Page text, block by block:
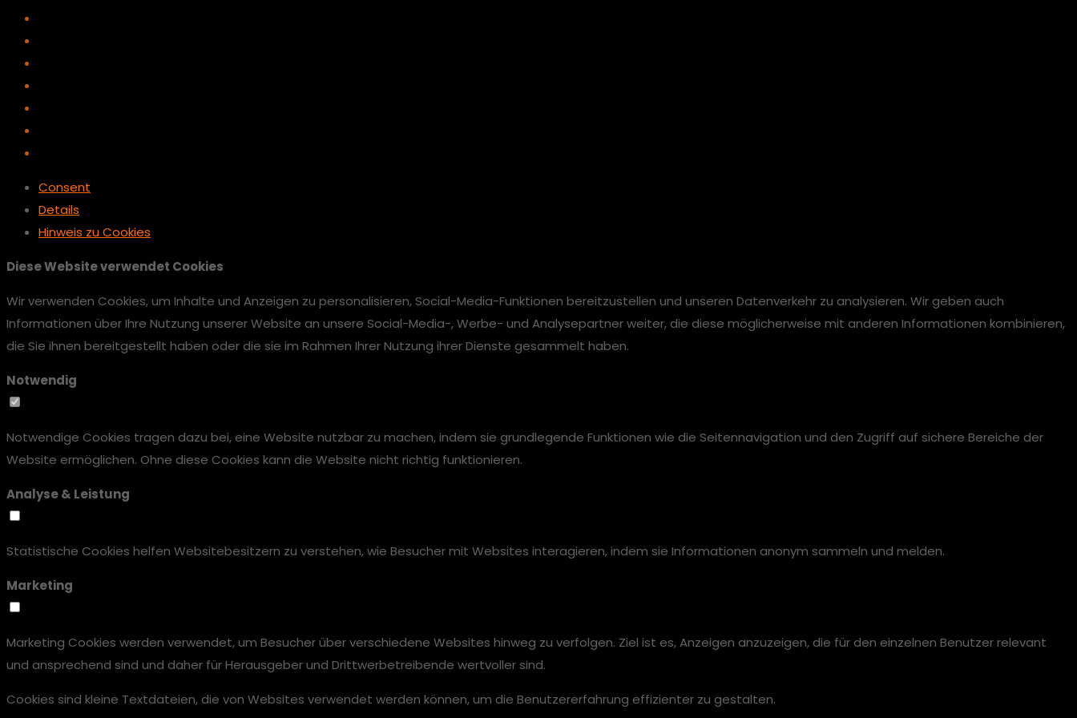
Consent
Details
Hinweis zu Cookies
Diese Website verwendet Cookies
Wir verwenden Cookies, um Inhalte und Anzeigen zu personalisieren, Social-Media-Funktionen bereitzustellen und unseren Datenverkehr zu analysieren. Wir geben auch
Informationen über Ihre Nutzung unserer Website an unsere Social-Media-, Werbe- und Analysepartner weiter, die diese möglicherweise mit anderen Informationen kombinieren,
die Sie ihnen bereitgestellt haben oder die sie im Rahmen Ihrer Nutzung ihrer Dienste gesammelt haben.
Notwendig
Notwendige Cookies tragen dazu bei, eine Website nutzbar zu machen, indem sie grundlegende Funktionen wie die Seitennavigation und den Zugriff auf sichere Bereiche der
Website ermöglichen. Ohne diese Cookies kann die Website nicht richtig funktionieren.
Analyse & Leistung
Statistische Cookies helfen Websitebesitzern zu verstehen, wie Besucher mit Websites interagieren, indem sie Informationen anonym sammeln und melden.
Marketing
Marketing Cookies werden verwendet, um Besucher über verschiedene Websites hinweg zu verfolgen. Ziel ist es, Anzeigen anzuzeigen, die für den einzelnen Benutzer relevant
und ansprechend sind und daher für Herausgeber und Drittwerbetreibende wertvoller sind.
Cookies sind kleine Textdateien, die von Websites verwendet werden können, um die Benutzererfahrung effizienter zu gestalten.